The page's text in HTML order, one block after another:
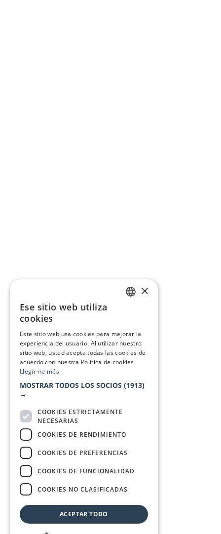
×
Ese sitio web utiliza
cookies
Este sitio web usa cookies para mejorar la
experiencia del usuario. Al utilizar nuestro
sitio web, usted acepta todas las cookies de
acuerdo con nuestra Política de cookies.
Llegir-ne més
MOSTRAR TODOS LOS SOCIOS (1913)
→
COOKIES ESTRICTAMENTE
NECESARIAS
COOKIES DE RENDIMIENTO
COOKIES DE PREFERENCIAS
COOKIES DE FUNCIONALIDAD
COOKIES NO CLASIFICADAS
ACEPTAR TODO